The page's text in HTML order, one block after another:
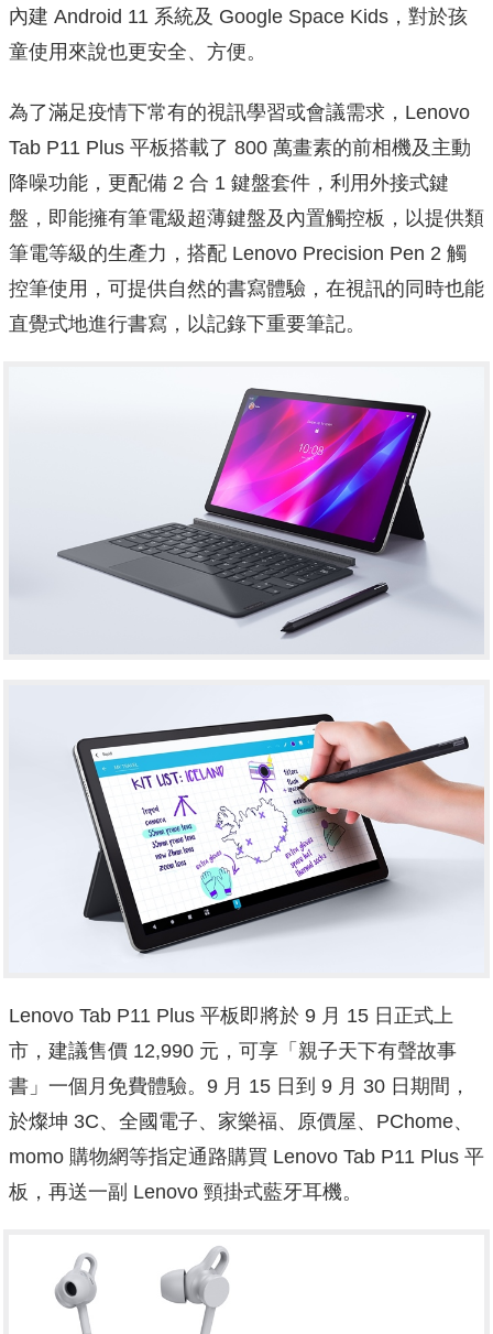
內建 Android 11 系統及 Google Space Kids，對於孩
童使用來說也更安全、方便。
為了滿足疫情下常有的視訊學習或會議需求，Lenovo
Tab P11 Plus 平板搭載了 800 萬畫素的前相機及主動
降噪功能，更配備 2 合 1 鍵盤套件，利用外接式鍵
盤，即能擁有筆電級超薄鍵盤及內置觸控板，以提供類
筆電等級的生產力，搭配 Lenovo Precision Pen 2 觸
控筆使用，可提供自然的書寫體驗，在視訊的同時也能
直覺式地進行書寫，以記錄下重要筆記。
Lenovo Tab P11 Plus 平板即將於 9 月 15 日正式上
市，建議售價 12,990 元，可享「親子天下有聲故事
書」一個月免費體驗。9 月 15 日到 9 月 30 日期間，
於燦坤 3C、全國電子、家樂福、原價屋、PChome、
momo 購物網等指定通路購買 Lenovo Tab P11 Plus 平
板，再送一副 Lenovo 頸掛式藍牙耳機。